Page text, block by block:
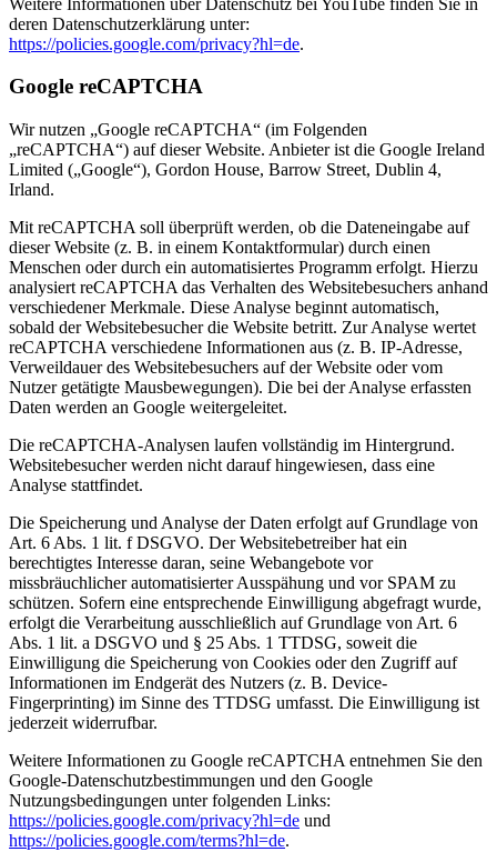
deren Datenschutzerklärung unter:
https://policies.google.com/privacy?hl=de.
Google reCAPTCHA
Wir nutzen „Google reCAPTCHA“ (im Folgenden
„reCAPTCHA“) auf dieser Website. Anbieter ist die Google Ireland
Limited („Google“), Gordon House, Barrow Street, Dublin 4,
Irland.
Mit reCAPTCHA soll überprüft werden, ob die Dateneingabe auf
dieser Website (z. B. in einem Kontaktformular) durch einen
Menschen oder durch ein automatisiertes Programm erfolgt. Hierzu
analysiert reCAPTCHA das Verhalten des Websitebesuchers anhand
verschiedener Merkmale. Diese Analyse beginnt automatisch,
sobald der Websitebesucher die Website betritt. Zur Analyse wertet
reCAPTCHA verschiedene Informationen aus (z. B. IP-Adresse,
Verweildauer des Websitebesuchers auf der Website oder vom
Nutzer getätigte Mausbewegungen). Die bei der Analyse erfassten
Daten werden an Google weitergeleitet.
Die reCAPTCHA-Analysen laufen vollständig im Hintergrund.
Websitebesucher werden nicht darauf hingewiesen, dass eine
Analyse stattfindet.
Die Speicherung und Analyse der Daten erfolgt auf Grundlage von
Art. 6 Abs. 1 lit. f DSGVO. Der Websitebetreiber hat ein
berechtigtes Interesse daran, seine Webangebote vor
missbräuchlicher automatisierter Ausspähung und vor SPAM zu
schützen. Sofern eine entsprechende Einwilligung abgefragt wurde,
erfolgt die Verarbeitung ausschließlich auf Grundlage von Art. 6
Abs. 1 lit. a DSGVO und § 25 Abs. 1 TTDSG, soweit die
Einwilligung die Speicherung von Cookies oder den Zugriff auf
Informationen im Endgerät des Nutzers (z. B. Device-
Fingerprinting) im Sinne des TTDSG umfasst. Die Einwilligung ist
jederzeit widerrufbar.
Weitere Informationen zu Google reCAPTCHA entnehmen Sie den
Google-Datenschutzbestimmungen und den Google
Nutzungsbedingungen unter folgenden Links:
https://policies.google.com/privacy?hl=de und
https://policies.google.com/terms?hl=de.